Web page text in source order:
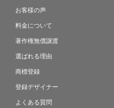
お客様の声
料金について
著作権無償譲渡
選ばれる理由
商標登録
登録デザイナー
よくある質問